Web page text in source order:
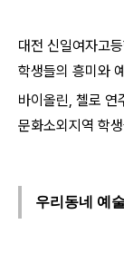
대전 신일여자고
학생들의 흥미와
바이올린, 첼로 연
문화소외지역 학
우리동네 예